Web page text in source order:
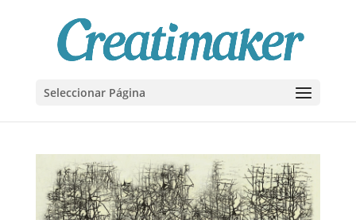
Seleccionar Página